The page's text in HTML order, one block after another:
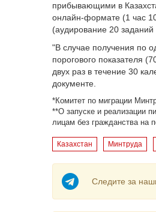
прибывающими в
онлайн-формате (1 час
(аудирование 20
"В случае получения по
порогового показателя
двух раз в течение 30
документе.
*Комитет по миграции
**О запуске и реализации
лицам без гражданства на
Казахстан Минтруда
Следите за